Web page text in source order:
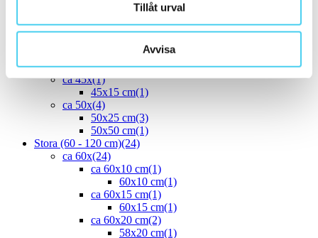
Tillåt urval
Avvisa
33.3x55 cm(1)
ca 40x(8)
(1)
40x25 cm(5)
ca 45x(1)
45x15 cm(1)
ca 50x(4)
50x25 cm(3)
50x50 cm(1)
Stora (60 - 120 cm)(24)
ca 60x(24)
ca 60x10 cm(1)
60x10 cm(1)
ca 60x15 cm(1)
60x15 cm(1)
ca 60x20 cm(2)
58x20 cm(1)